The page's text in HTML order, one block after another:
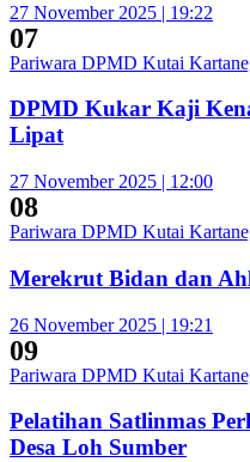
27 November 2025 | 19:22
07
Pariwara DPMD Kutai
DPMD Kukar Kaji
Lipat
27 November 2025 | 12:00
08
Pariwara DPMD Kutai
Merekrut Bidan dan
26 November 2025 | 19:21
09
Pariwara DPMD Kutai
Pelatihan Satlinmas
Desa Loh Sumber